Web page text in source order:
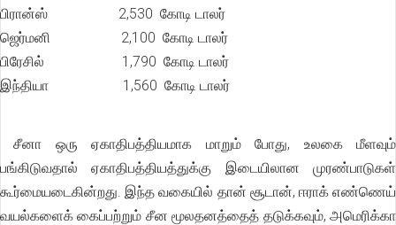
பிரான்ஸ் 2,530 கோடி டாலர்
ஜெர்மனி 2,100 கோடி டாலர்
பிரேசில் 1,790 கோடி டாலர்
இந்தியா 1,560 கோடி டாலர்
சீனா ஒரு ஏகாதிபத்தியமாக மாறும் போது, உலகை மீளவும்
பங்கிடுவதால் ஏகாதிபத்தியத்துக்கு இடையிலான முரண்பாடுகள்
கூர்மையடைகின்றது. இந்த வகையில் தான் சூடான், ஈராக் எண்ணெய்
வயல்களைக் கைப்பற்றும் சீன மூலதனத்தைத் தடுக்கவும், அமெரிக்கா